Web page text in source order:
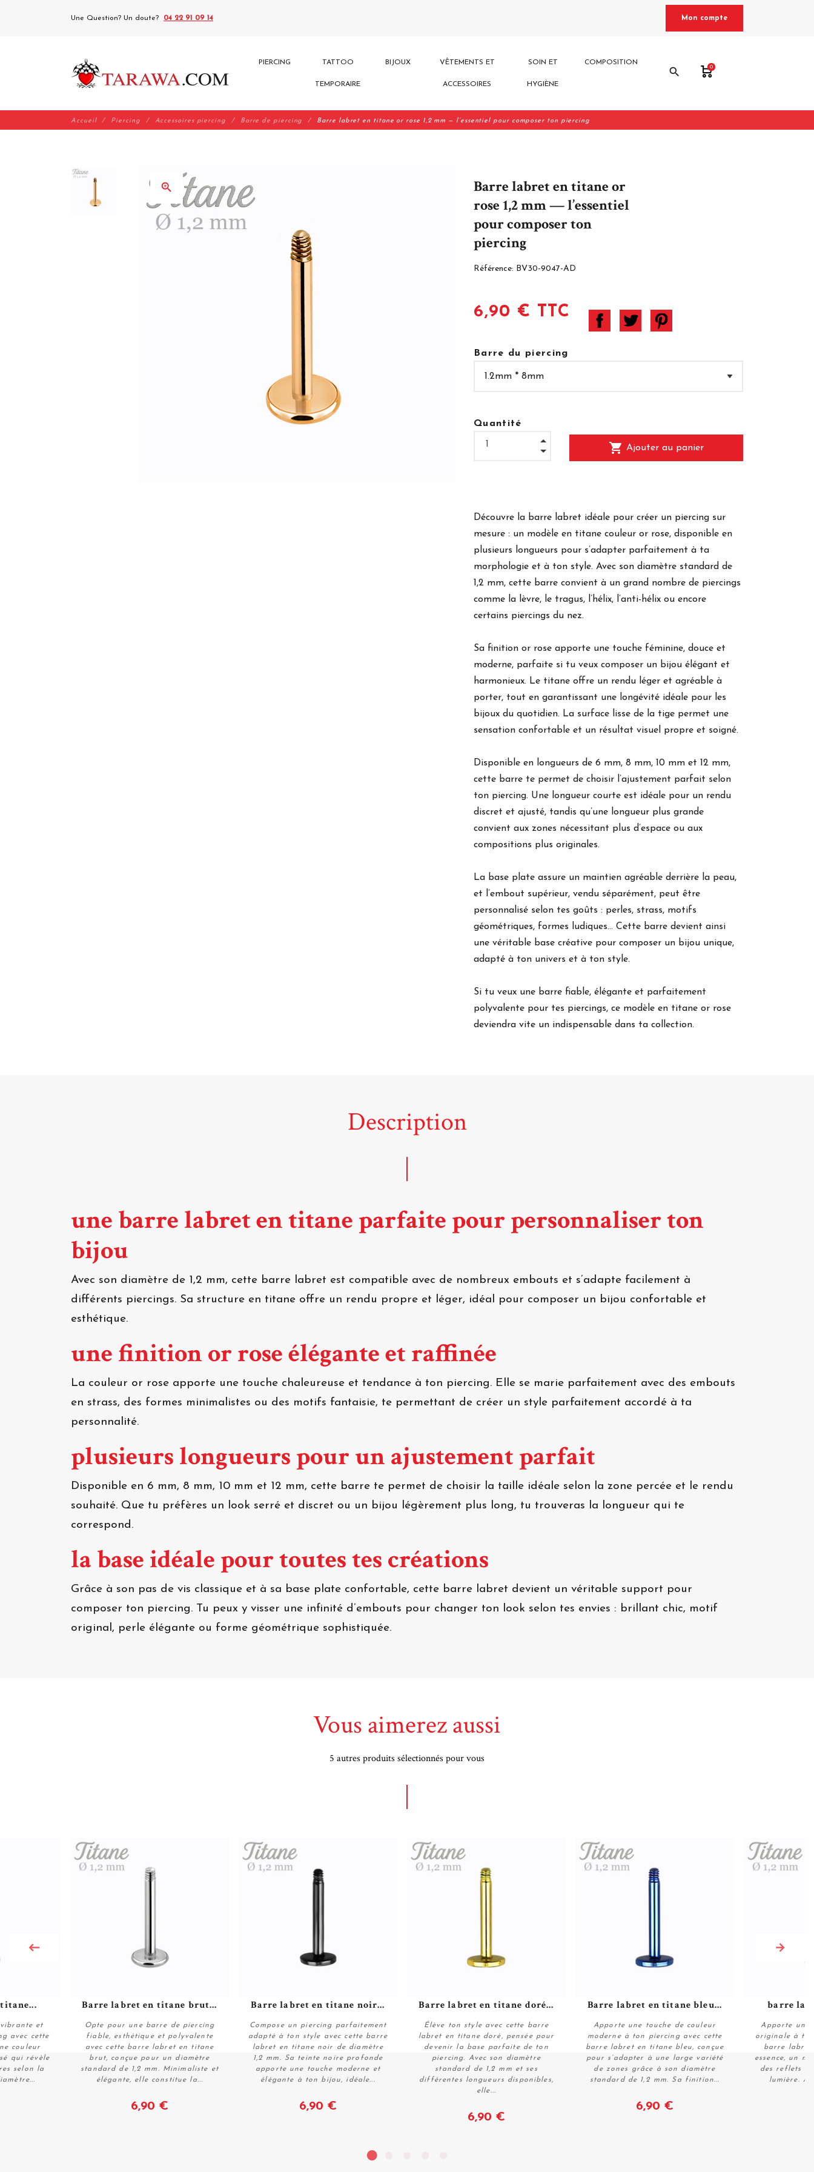
Une Question? Un doute? 04 22 91 09 14 Mon compte
PIERCING TATTOO
TEMPORAIRE
BIJOUX VÊTEMENTS ET
ACCESSOIRES
SOIN ET
HYGIÈNE
COMPOSITION
search 0
Accueil Piercing Accessoires piercing Barre de piercing Barre labret en titane or rose 1,2 mm — l’essentiel pour composer ton piercing
zoom_in
Barre labret en titane or
rose 1,2 mm — l’essentiel
pour composer ton
piercing
Référence: BV30-9047-AD
6,90 € TTC
Barre du piercing
Quantité
shopping_cart Ajouter au panier
Découvre la barre labret idéale pour créer un piercing sur
mesure : un modèle en titane couleur or rose, disponible en
plusieurs longueurs pour s’adapter parfaitement à ta
morphologie et à ton style. Avec son diamètre standard de
1,2 mm, cette barre convient à un grand nombre de piercings
comme la lèvre, le tragus, l’hélix, l’anti-hélix ou encore
certains piercings du nez.
Sa finition or rose apporte une touche féminine, douce et
moderne, parfaite si tu veux composer un bijou élégant et
harmonieux. Le titane offre un rendu léger et agréable à
porter, tout en garantissant une longévité idéale pour les
bijoux du quotidien. La surface lisse de la tige permet une
sensation confortable et un résultat visuel propre et soigné.
Disponible en longueurs de 6 mm, 8 mm, 10 mm et 12 mm,
cette barre te permet de choisir l’ajustement parfait selon
ton piercing. Une longueur courte est idéale pour un rendu
discret et ajusté, tandis qu’une longueur plus grande
convient aux zones nécessitant plus d’espace ou aux
compositions plus originales.
La base plate assure un maintien agréable derrière la peau,
et l’embout supérieur, vendu séparément, peut être
personnalisé selon tes goûts : perles, strass, motifs
géométriques, formes ludiques… Cette barre devient ainsi
une véritable base créative pour composer un bijou unique,
adapté à ton univers et à ton style.
Si tu veux une barre fiable, élégante et parfaitement
polyvalente pour tes piercings, ce modèle en titane or rose
deviendra vite un indispensable dans ta collection.
Description
une barre labret en titane parfaite pour personnaliser ton
bijou
Avec son diamètre de 1,2 mm, cette barre labret est compatible avec de nombreux embouts et s’adapte facilement à
différents piercings. Sa structure en titane offre un rendu propre et léger, idéal pour composer un bijou confortable et
esthétique.
une finition or rose élégante et raffinée
La couleur or rose apporte une touche chaleureuse et tendance à ton piercing. Elle se marie parfaitement avec des embouts
en strass, des formes minimalistes ou des motifs fantaisie, te permettant de créer un style parfaitement accordé à ta
personnalité.
plusieurs longueurs pour un ajustement parfait
Disponible en 6 mm, 8 mm, 10 mm et 12 mm, cette barre te permet de choisir la taille idéale selon la zone percée et le rendu
souhaité. Que tu préfères un look serré et discret ou un bijou légèrement plus long, tu trouveras la longueur qui te
correspond.
la base idéale pour toutes tes créations
Grâce à son pas de vis classique et à sa base plate confortable, cette barre labret devient un véritable support pour
composer ton piercing. Tu peux y visser une infinité d’embouts pour changer ton look selon tes envies : brillant chic, motif
original, perle élégante ou forme géométrique sophistiquée.
Vous aimerez aussi
5 autres produits sélectionnés pour vous
et
avec cette
couleur
qui révèle
selon la
Voir
Barre labret en titane brut...
Opte pour une barre de piercing
fiable, esthétique et polyvalente
avec cette barre labret en titane
brut, conçue pour un diamètre
standard de 1,2 mm. Minimaliste et
élégante, elle constitue la...
6,90 €
Voir
Barre labret en titane noir...
Compose un piercing parfaitement
adapté à ton style avec cette barre
labret en titane noir de diamètre
1,2 mm. Sa teinte noire profonde
apporte une touche moderne et
élégante à ton bijou, idéale...
6,90 €
Voir
Barre labret en titane doré...
Élève ton style avec cette barre
labret en titane doré, pensée pour
devenir la base parfaite de ton
piercing. Avec son diamètre
standard de 1,2 mm et ses
différentes longueurs disponibles,
elle...
6,90 €
Voir
Barre labret en titane bleu...
Apporte une touche de couleur
moderne à ton piercing avec cette
barre labret en titane bleu, conçue
pour s’adapter à une large variété
de zones grâce à son diamètre
standard de 1,2 mm. Sa finition...
6,90 €
barre
Apporte une
originale à
barre labret
essence, un
des reflets
lumière.